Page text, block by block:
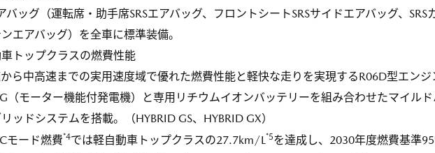
ッグ（運転席・助手席SRSエアバッグ、フロントシートSRSサイドエアバッグ、SRS
エアバッグ）を全車に標準装備。
車トップクラスの燃費性能
ら中高速までの実用速度域で優れた燃費性能と軽快な走りを実現するR06D型エンジ
（モーター機能付発電機）と専用リチウムイオンバッテリーを組み合わせたマイルド
ッドシステムを搭載。（HYBRID GS、HYBRID GX）
モード燃費*4では軽自動車トップクラスの27.7km/L*5を達成し、2030年度燃費基準